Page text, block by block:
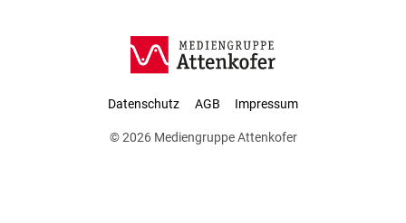
Datenschutz AGB Impressum
© 2026 Mediengruppe Attenkofer